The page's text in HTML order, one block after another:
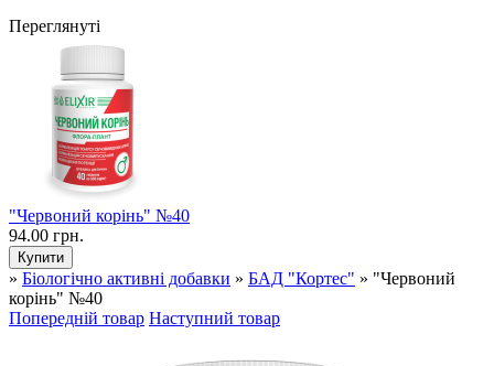
Переглянуті
"Червоний корінь" №40
94.00 грн.
» Біологічно активні добавки » БАД "Кортес" » "Червоний
корінь" №40
Попередній товар Наступний товар